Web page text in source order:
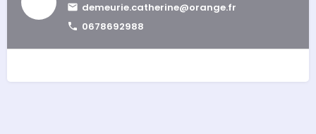
demeurie.catherine@orange.fr
0678692988